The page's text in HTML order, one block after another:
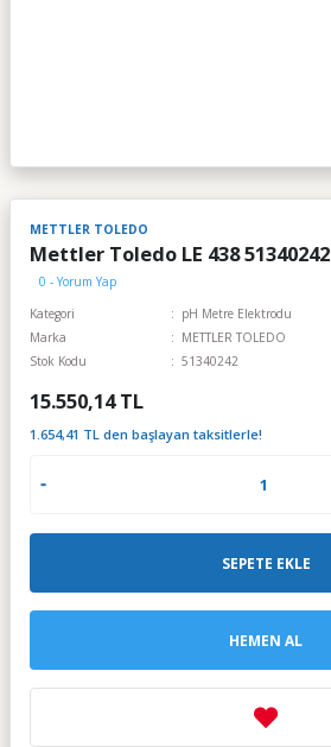
METTLER TOLEDO
Mettler Toledo LE 438 51340242
0 - Yorum Yap
Kategori
pH Metre Elektrodu
Marka
METTLER TOLEDO
Stok Kodu
51340242
15.550,14 TL
1.654,41 TL den başlayan taksitlerle!
SEPETE EKLE
HEMEN AL